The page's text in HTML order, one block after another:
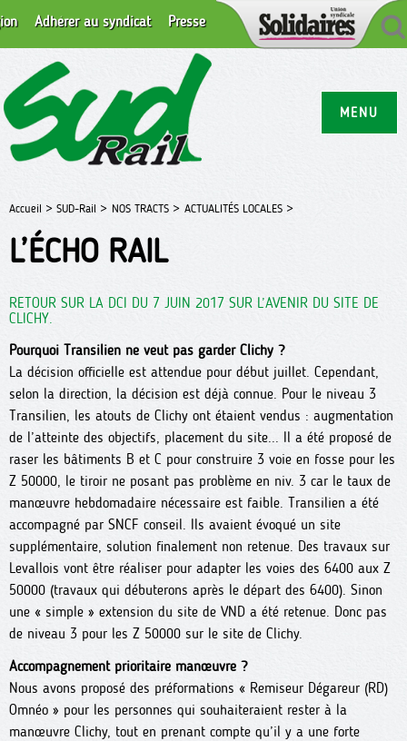
MENU
Adhérer au syndicat Presse
Accueil > SUD-Rail > NOS TRACTS > ACTUALITÉS LOCALES >
L’ÉCHO RAIL
RETOUR SUR LA DCI DU 7 JUIN 2017 SUR L’AVENIR DU SITE DE
CLICHY.
Pourquoi Transilien ne veut pas garder Clichy ?
La décision officielle est attendue pour début juillet. Cependant,
selon la direction, la décision est déjà connue. Pour le niveau 3
Transilien, les atouts de Clichy ont étaient vendus : augmentation
de l’atteinte des objectifs, placement du site... Il a été proposé de
raser les bâtiments B et C pour construire 3 voie en fosse pour les
Z 50000, le tiroir ne posant pas problème en niv. 3 car le taux de
manœuvre hebdomadaire nécessaire est faible. Transilien a été
accompagné par SNCF conseil. Ils avaient évoqué un site
supplémentaire, solution finalement non retenue. Des travaux sur
Levallois vont être réaliser pour adapter les voies des 6400 aux Z
50000 (travaux qui débuterons après le départ des 6400). Sinon
une « simple » extension du site de VND a été retenue. Donc pas
de niveau 3 pour les Z 50000 sur le site de Clichy.
Accompagnement prioritaire manœuvre ?
Nous avons proposé des préformations « Remiseur Dégareur (RD)
Omnéo » pour les personnes qui souhaiteraient rester à la
manœuvre Clichy, tout en prenant compte qu’il y a une forte